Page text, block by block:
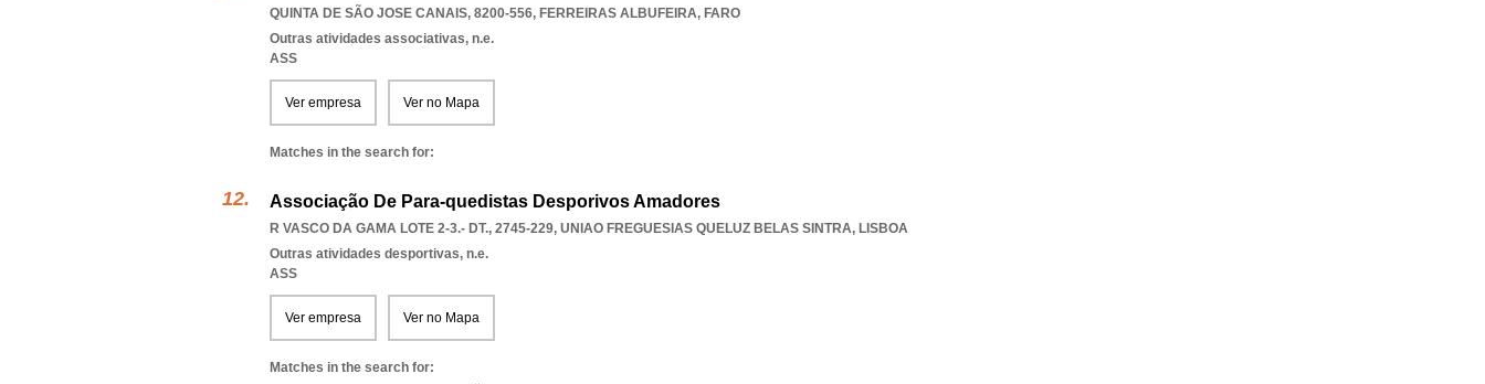
QUINTA DE SÃO JOSE CANAIS, 8200-556, FERREIRAS ALBUFEIRA, FARO
Outras atividades associativas, n.e.
ASS
Ver empresa Ver no Mapa
Matches in the search for:
Associação De Para-quedistas Desporivos Amadores
R VASCO DA GAMA LOTE 2-3.- DT., 2745-229, UNIAO FREGUESIAS QUELUZ BELAS SINTRA, LISBOA
Outras atividades desportivas, n.e.
ASS
Ver empresa Ver no Mapa
Matches in the search for: